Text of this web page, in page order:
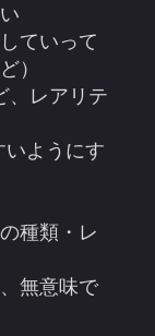
ていって
）
、レアリテ
ようにす
種類・レ
無意味で